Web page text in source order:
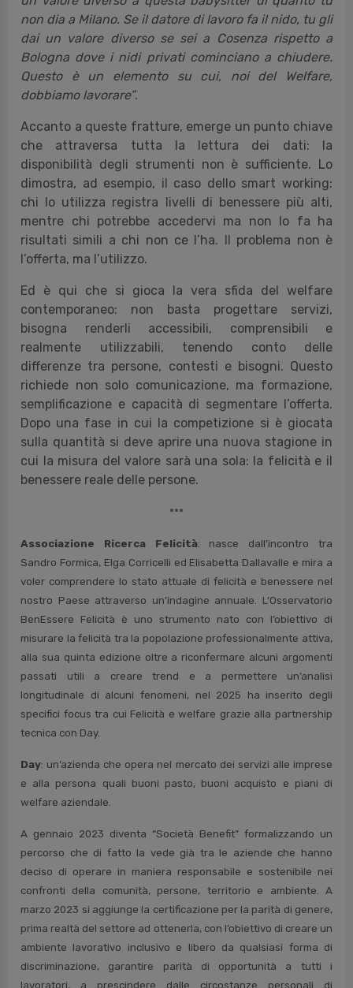
welfare aziendale risulta avere un impatto più forte
nel Sud Italia rispetto al Nord. “Noi continuiamo a
parlare di secondo welfare e conosciamo le critiche
delle matrici sindacali, anche degli accademici, però
dove il Welfare State non c'è lì invece diventa
sostitutivo. Se il datore di lavoro ti mette in
disposizione una babysitter e tu sei a Catanzaro dai
un valore diverso a questa babysitter di quanto tu
non dia a Milano. Se il datore di lavoro fa il nido, tu gli
dai un valore diverso se sei a Cosenza rispetto a
Bologna dove i nidi privati cominciano a chiudere.
Questo è un elemento su cui, noi del Welfare,
dobbiamo lavorare”.
Accanto a queste fratture, emerge un punto chiave
che attraversa tutta la lettura dei dati: la
disponibilità degli strumenti non è sufficiente. Lo
dimostra, ad esempio, il caso dello smart working:
chi lo utilizza registra livelli di benessere più alti,
mentre chi potrebbe accedervi ma non lo fa ha
risultati simili a chi non ce l’ha. Il problema non è
l’offerta, ma l’utilizzo.
Ed è qui che si gioca la vera sfida del welfare
contemporaneo: non basta progettare servizi,
bisogna renderli accessibili, comprensibili e
realmente utilizzabili, tenendo conto delle
differenze tra persone, contesti e bisogni. Questo
semplificazione e capacità di segmentare l’offerta.
Dopo una fase in cui la competizione si è giocata
sulla quantità si deve aprire una nuova stagione in
cui la misura del valore sarà una sola: la felicità e il
benessere reale delle persone.
***
Associazione Ricerca Felicità
: nasce dall’incontro tra
Sandro Formica, Elga Corricelli ed Elisabetta Dallavalle e mira a
voler comprendere lo stato attuale di felicità e benessere nel
nostro Paese attraverso un’indagine annuale. L’Osservatorio
BenEssere Felicità è uno strumento nato con l’obiettivo di
misurare la felicità tra la popolazione professionalmente attiva,
alla sua quinta edizione oltre a riconfermare alcuni argomenti
longitudinale di alcuni fenomeni, nel 2025 ha inserito degli
specifici focus tra cui Felicità e welfare grazie alla partnership
tecnica con Day.
Day: un’azienda che opera nel mercato dei servizi alle imprese
e alla persona quali buoni pasto, buoni acquisto e piani di
welfare aziendale.
A gennaio 2023 diventa “Società Benefit” formalizzando un